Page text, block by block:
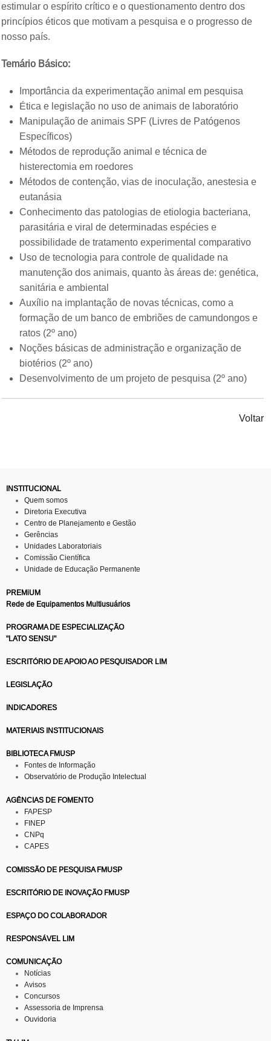
estimular o espírito crítico e o questionamento dentro dos
princípios éticos que motivam a pesquisa e o progresso de
nosso país.
Temário Básico:
Importância da experimentação animal em pesquisa
Ética e legislação no uso de animais de laboratório
Manipulação de animais SPF (Livres de Patógenos
Específicos)
Métodos de reprodução animal e técnica de
histerectomia em roedores
Métodos de contenção, vias de inoculação, anestesia e
eutanásia
Conhecimento das patologias de etiologia bacteriana,
parasitária e viral de determinadas espécies e
possibilidade de tratamento experimental comparativo
Uso de tecnologia para controle de qualidade na
manutenção dos animais, quanto às áreas de: genética,
sanitária e ambiental
Auxílio na implantação de novas técnicas, como a
formação de um banco de embriões de camundongos e
ratos (2º ano)
Noções básicas de administração e organização de
biotérios (2º ano)
Desenvolvimento de um projeto de pesquisa (2º ano)
Voltar
INSTITUCIONAL
Quem somos
Diretoria Executiva
Centro de Planejamento e Gestão
Gerências
Unidades Laboratoriais
Comissão Científica
Unidade de Educação Permanente
PREMiUM
Rede de Equipamentos Multiusuários
PROGRAMA DE ESPECIALIZAÇÃO
"LATO SENSU"
ESCRITÓRIO DE APOIO AO PESQUISADOR LIM
LEGISLAÇÃO
INDICADORES
MATERIAIS INSTITUCIONAIS
BIBLIOTECA FMUSP
Fontes de Informação
Observatório de Produção Intelectual
AGÊNCIAS DE FOMENTO
FAPESP
FINEP
CNPq
CAPES
COMISSÃO DE PESQUISA FMUSP
ESCRITÓRIO DE INOVAÇÃO FMUSP
ESPAÇO DO COLABORADOR
RESPONSÁVEL LIM
COMUNICAÇÃO
Notícias
Avisos
Concursos
Assessoria de Imprensa
Ouvidoria